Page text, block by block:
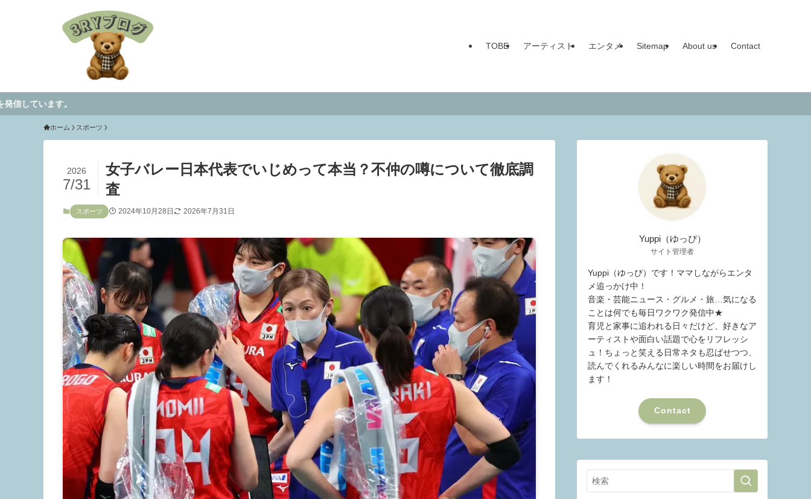
TOBE アーティスト エンタメ Sitemap About us Contact
ホーム スポーツ
女子バレー日本代表でいじめって本当？不仲の噂について徹底調
査
2026
7/31
スポーツ 2024年10月28日 2026年7月31日
Yuppi（ゆっぴ）
サイト管理者
Yuppi（ゆっぴ）です！ママしながらエンタ
メ追っかけ中！
音楽・芸能ニュース・グルメ・旅…気になる
ことは何でも毎日ワクワク発信中★
育児と家事に追われる日々だけど、好きなア
ーティストや面白い話題で心をリフレッシ
ュ！ちょっと笑える日常ネタも忍ばせつつ、
読んでくれるみんなに楽しい時間をお届けし
ます！
Contact